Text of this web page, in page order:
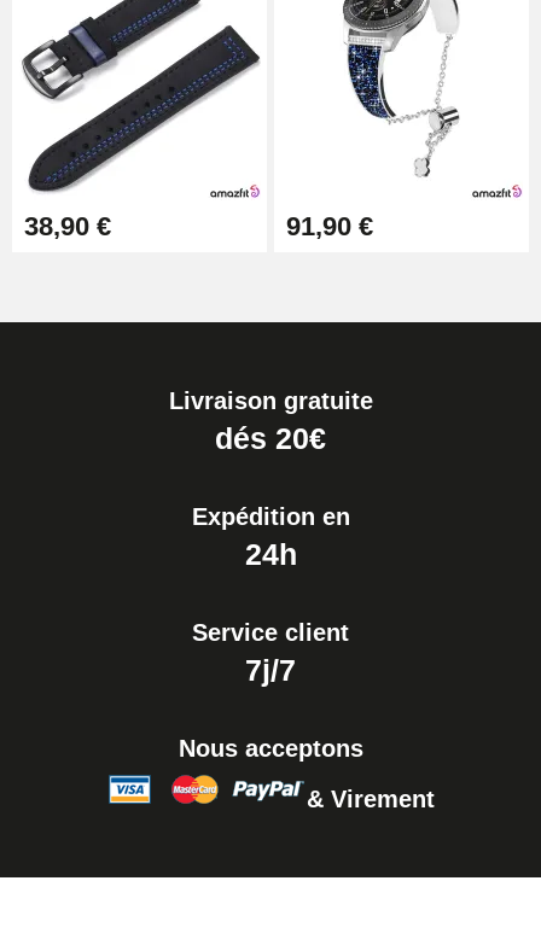
38,90 € 91,90 €
Livraison gratuite
dés 20€
Expédition en
24h
Service client
7j/7
Nous acceptons
& Virement